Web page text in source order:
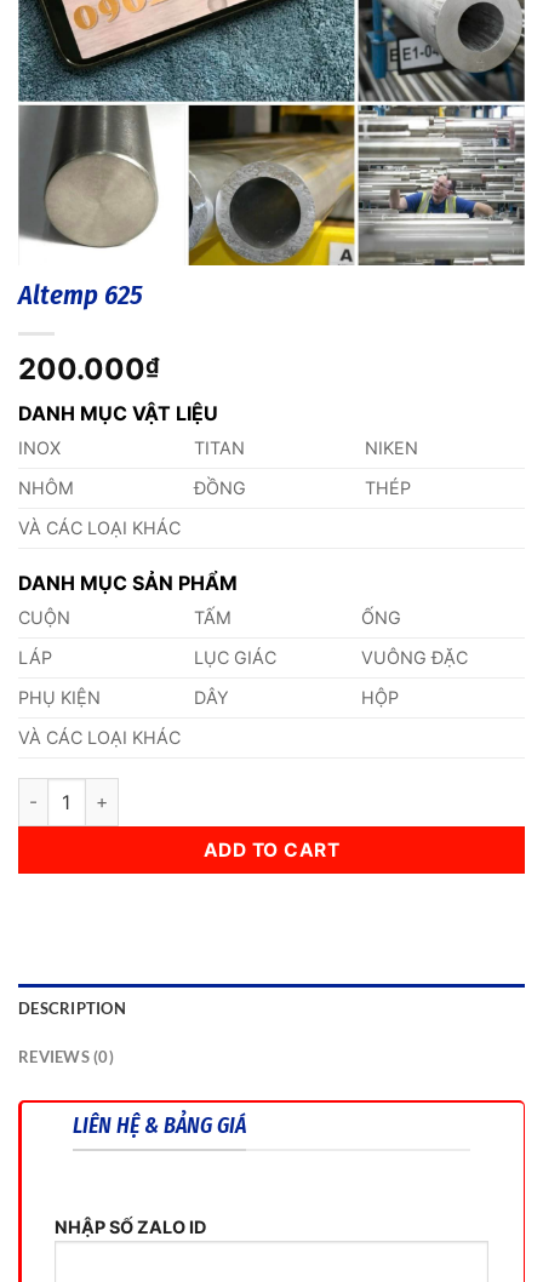
Altemp 625
200.000₫
DANH MỤC VẬT LIỆU
INOX TITAN
NIKEN
NHÔM
ĐỒNG
THÉP
VÀ CÁC LOẠI KHÁC
DANH MỤC SẢN PHẨM
CUỘN TẤM
ỐNG
LÁP
LỤC GIÁC
VUÔNG ĐẶC
PHỤ KIỆN
DÂY
HỘP
VÀ CÁC LOẠI KHÁC
Altemp 625 quantity
ADD TO CART
DESCRIPTION
REVIEWS (0)
LIÊN HỆ & BẢNG GIÁ
NHẬP SỐ ZALO ID